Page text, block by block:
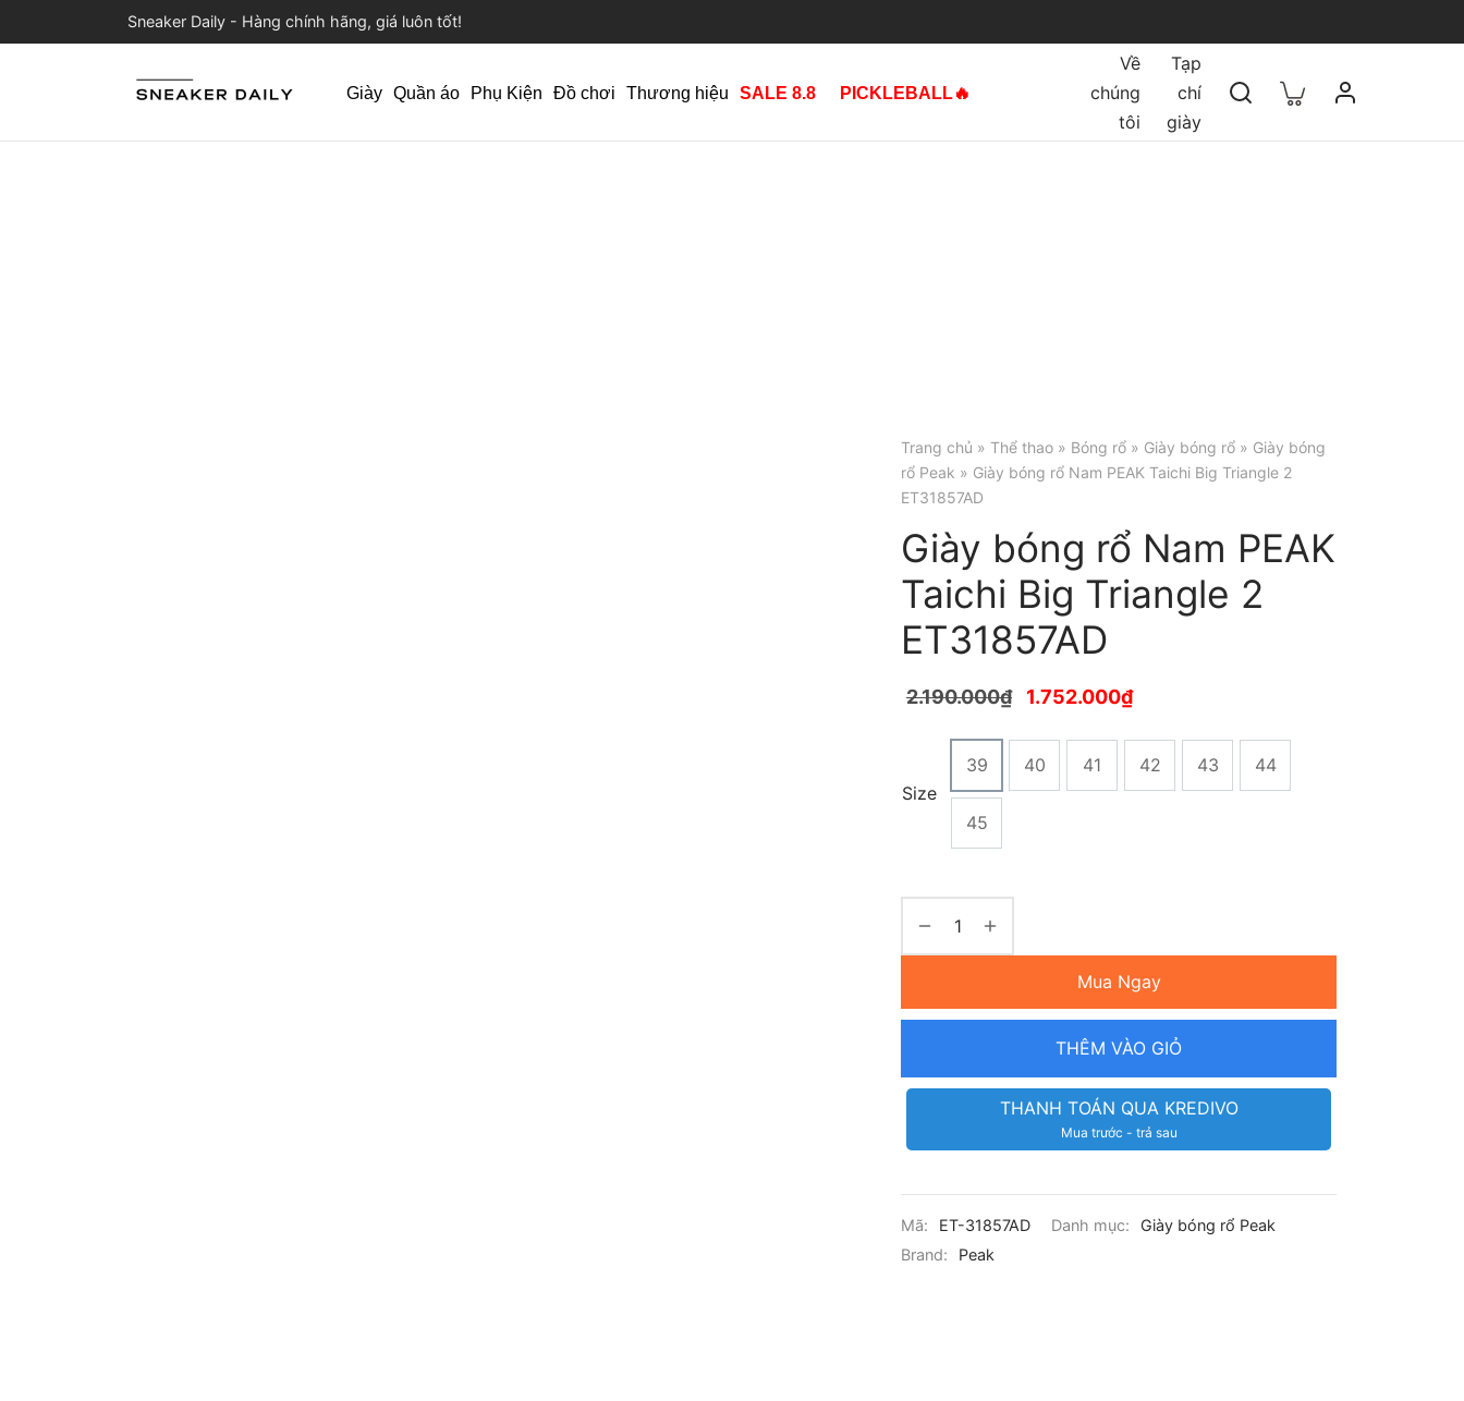
Sneaker Daily - Hàng chính hãng, giá luôn tốt!
Giày Quần áo Phụ Kiện Đồ chơi Thương hiệu SALE 8.8 PICKLEBALL🔥
Về
chúng
tôi
Tạp
chí
giày
Trang chủ » Thể thao » Bóng rổ » Giày bóng rổ » Giày bóng
rổ Peak » Giày bóng rổ Nam PEAK Taichi Big Triangle 2
ET31857AD
Giày bóng rổ Nam PEAK
Taichi Big Triangle 2
ET31857AD
2.190.000₫ 1.752.000₫
Size
39 40 41 42 43 44
45
Mua Ngay
THÊM VÀO GIỎ
THANH TOÁN QUA KREDIVO
Mua trước - trả sau
Mã: ET-31857AD Danh mục:
Giày bóng rổ Peak
Brand:
Peak